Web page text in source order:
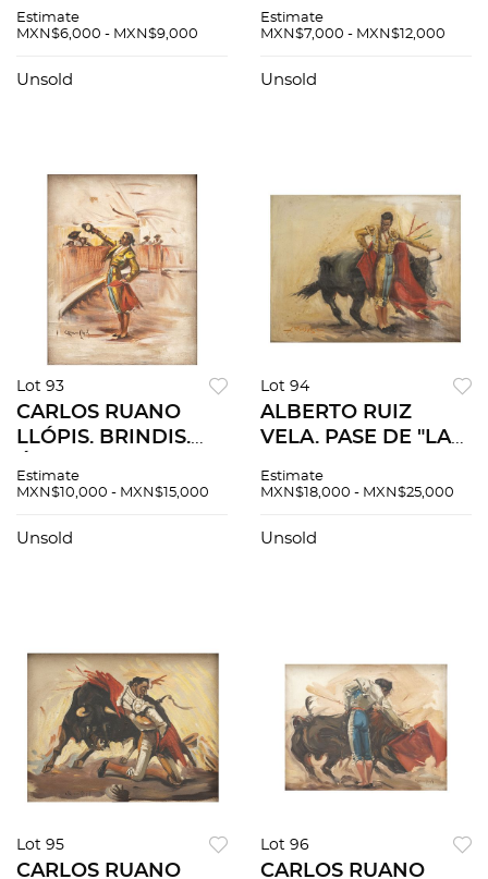
DERECHA POR
RIVERA". Óleo sobre
Estimate
MXN$6,000 - MXN$9,000
Unsold
PASE DE PECHO.
sobre tela. Firmado
Estimate
MXN$7,000 - MXN$12,000
Unsold
Lot 93
CARLOS RUANO
LLÓPIS. BRINDIS.
Firmado "C Ruano
Estimate
MXN$10,000 - MXN$15,000
Unsold
Lot 94
ALBERTO RUIZ
VELA. PASE DE "LA
EJECUTADO POR
Óleo sobre tela.
Estimate
MXN$18,000 - MXN$25,000
Unsold
Lot 95
CARLOS RUANO
Lot 96
CARLOS RUANO